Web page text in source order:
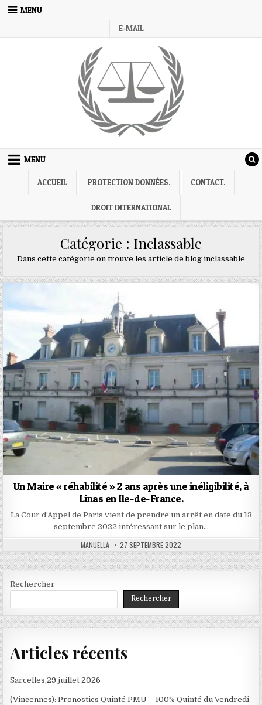
Skip
MENU
E-MAIL
MENU
ACCUEIL PROTECTION DONNÉES. CONTACT.
DROIT INTERNATIONAL
Catégorie : Inclassable
Dans cette catégorie on trouve les article de blog inclassable
Un Maire « réhabilité » 2 ans après une inéligibilité, à
Linas en Ile-de-France.
La Cour d’Appel de Paris vient de prendre un arrêt en date du 13
septembre 2022 intéressant sur le plan…
AUTHOR:
MANUELLA PUBLISHED
DATE:
27 SEPTEMBRE 2022
Rechercher
Rechercher
Articles récents
Sarcelles,29 juillet 2026
(Vincennes): Pronostics Quinté PMU – 100% Quinté du Vendredi